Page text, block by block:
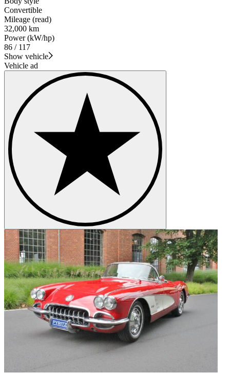
Convertible
Mileage (read)
32,000 km
Power (kW/hp)
86 / 117
Show vehicle
Vehicle ad